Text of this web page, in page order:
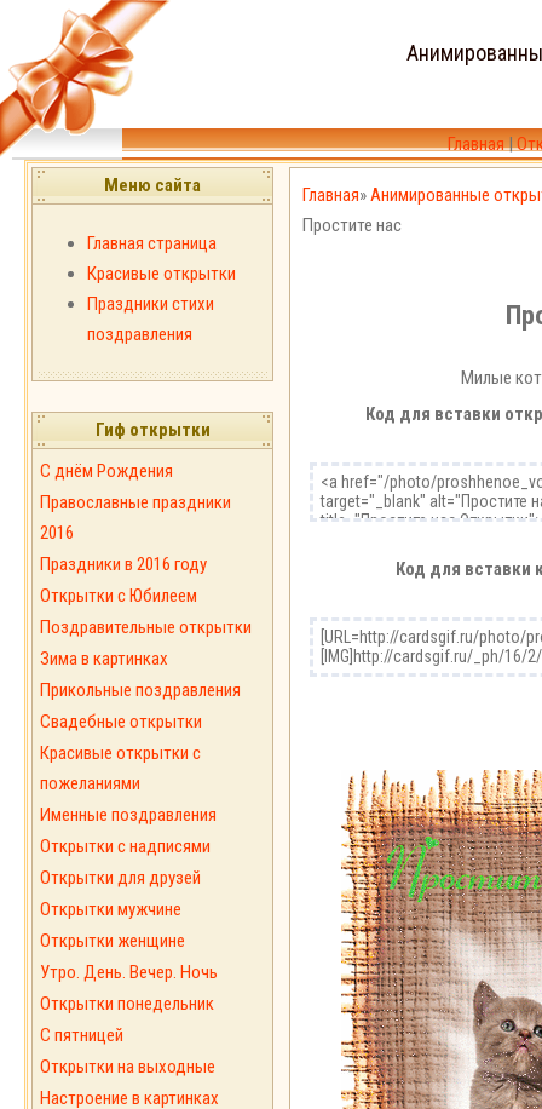
Главная|
Меню сайта
Главная страница
Красивые открытки
Праздники стихи
поздравления
Гиф открытки
С днём Рождения
Православные праздники
2016
Праздники в 2016 году
Открытки с Юбилеем
Поздравительные открытки
Зима в картинках
Прикольные поздравления
Свадебные открытки
Красивые открытки с
пожеланиями
Именные поздравления
Открытки с надписями
Открытки для друзей
Открытки мужчине
Открытки женщине
Утро. День. Вечер. Ночь
Открытки понедельник
С пятницей
Открытки на выходные
Настроение в картинках
Главная»Анимированные
Простите нас
Милые
Код для вставки
Код для вставки